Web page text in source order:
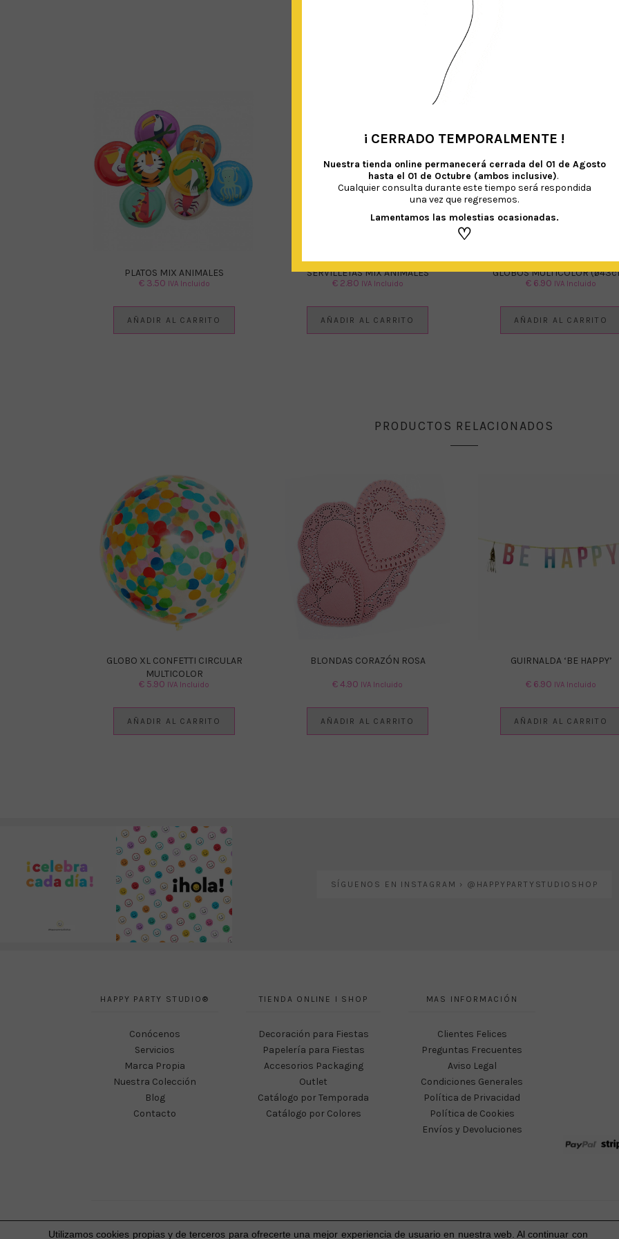
TAMBIÉN TE RECOMENDAMOS…
PLATOS MIX ANIMALES
€3.50 IVA Incluido
AÑADIR AL CARRITO
SERVILLETAS MIX ANIMALES
€2.80 IVA Incluido
AÑADIR AL CARRITO
GLOBOS MULTICOLOR
€ 6.90 IVA Incluido
AÑADIR AL CARRITO
PRODUCTOS RELACIONADOS
GLOBO XL CONFETTI CIRCULAR
MULTICOLOR
€ 5.90 IVA Incluido
AÑADIR AL CARRITO
BLONDAS CORAZÓN ROSA
€4.90 IVA Incluido
AÑADIR AL CARRITO
GUIRNALDA ‘BE HAPPY’
€ 6.90 IVA Incluido
AÑADIR AL CARRITO
SÍGUENOS EN INSTAGRAM › @HAPPYPARTYSTUDIOSHOP
HAPPY PARTY STUDIO®
Conócenos
Servicios
Marca Propia
Nuestra Colección
Blog
Contacto
TIENDA ONLINE I SHOP
Decoración para Fiestas
Papelería para Fiestas
Accesorios Packaging
Outlet
Catálogo por Temporada
Catálogo por Colores
MAS INFORMACIÓN
Clientes Felices
Preguntas Frecuentes
Aviso Legal
Condiciones Generales
Política de Privacidad
Política de Cookies
Envíos y Devoluciones
Happy Party Studio® 2023-2026 I © Todos los derechos reservados.
Utilizamos cookies propias y de terceros para ofrecerte una mejor experiencia de usuarioen nuestra web. Al continuar con
¡ CERRADO TEMPORALMENTE !
Nuestra tienda online permanecerá cerrada del 01 de Agosto
hasta el 01 de Octubre (ambos inclusive).
Cualquier consulta durante este tiempo será respondida
una vez que regresemos.
Lamentamos las molestias ocasionadas.
♡